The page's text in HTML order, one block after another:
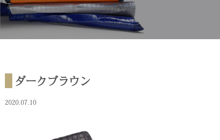
ダークブラウン
2020.07.10